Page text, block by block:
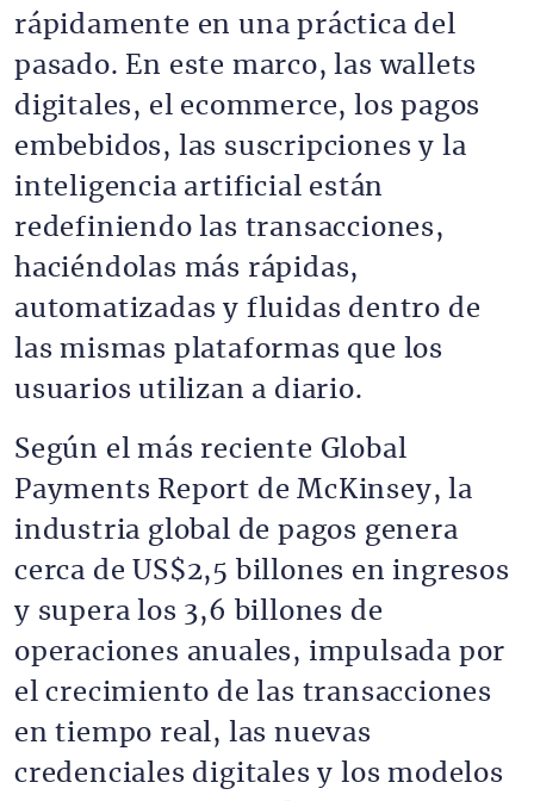
rápidamente en una práctica del
pasado. En este marco, las wallets
digitales, el ecommerce, los pagos
embebidos, las suscripciones y la
inteligencia artificial están
redefiniendo las transacciones,
haciéndolas más rápidas,
automatizadas y fluidas dentro de
las mismas plataformas que los
usuarios utilizan a diario.
Según el más reciente Global
Payments Report de McKinsey, la
industria global de pagos genera
cerca de US$2,5 billones en ingresos
y supera los 3,6 billones de
operaciones anuales, impulsada por
el crecimiento de las transacciones
en tiempo real, las nuevas
credenciales digitales y los modelos